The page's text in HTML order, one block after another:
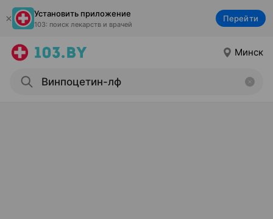
Установить приложение
103: поиск лекарств и врачей
Перейти
Минск